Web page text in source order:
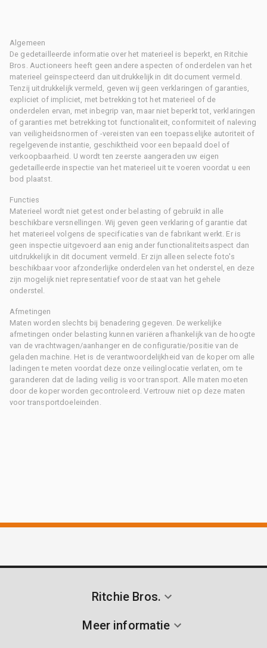
Algemeen
De gedetailleerde informatie over het materieel is beperkt, en Ritchie
Bros. Auctioneers heeft geen andere aspecten of onderdelen van het
materieel geïnspecteerd dan uitdrukkelijk in dit document vermeld.
Tenzij uitdrukkelijk vermeld, geven wij geen verklaringen of garanties,
expliciet of impliciet, met betrekking tot het materieel of de
onderdelen ervan, met inbegrip van, maar niet beperkt tot, verklaringen
of garanties met betrekking tot functionaliteit, conformiteit of naleving
van veiligheidsnormen of -vereisten van een toepasselijke autoriteit of
regelgevende instantie, geschiktheid voor een bepaald doel of
verkoopbaarheid. U wordt ten zeerste aangeraden uw eigen
gedetailleerde inspectie van het materieel uit te voeren voordat u een
bod plaatst.
Functies
Materieel wordt niet getest onder belasting of gebruikt in alle
beschikbare versnellingen. Wij geven geen verklaring of garantie dat
het materieel volgens de specificaties van de fabrikant werkt. Er is
geen inspectie uitgevoerd aan enig ander functionaliteitsaspect dan
uitdrukkelijk in dit document vermeld. Er zijn alleen selecte foto's
beschikbaar voor afzonderlijke onderdelen van het onderstel, en deze
zijn mogelijk niet representatief voor de staat van het gehele
onderstel.
Afmetingen
Maten worden slechts bij benadering gegeven. De werkelijke
afmetingen onder belasting kunnen variëren afhankelijk van de hoogte
van de vrachtwagen/aanhanger en de configuratie/positie van de
geladen machine. Het is de verantwoordelijkheid van de koper om alle
ladingen te meten voordat deze onze veilinglocatie verlaten, om te
garanderen dat de lading veilig is voor transport. Alle maten moeten
door de koper worden gecontroleerd. Vertrouw niet op deze maten
voor transportdoeleinden.
Ritchie Bros.
Meer informatie